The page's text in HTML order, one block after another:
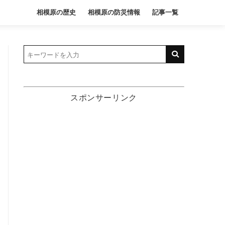
相模原の歴史 相模原の防災情報 記事一覧
スポンサーリンク